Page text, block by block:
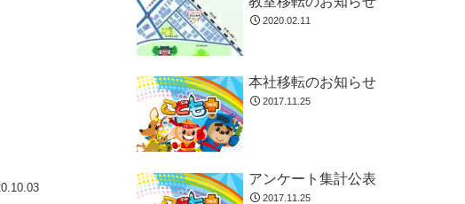
2020.02.11
本社移転のお知らせ
2017.11.25
アンケート集計公表
2017.11.25